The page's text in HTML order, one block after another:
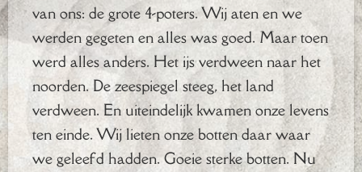
van ons: de grote 4-poters. Wij aten en we
werden gegeten en alles was goed. Maar toen
werd alles anders. Het ijs verdween naar het
noorden. De zeespiegel steeg, het land
verdween. En uiteindelijk kwamen onze levens
ten einde. Wij lieten onze botten daar waar
we geleefd hadden. Goeie sterke botten. Nu